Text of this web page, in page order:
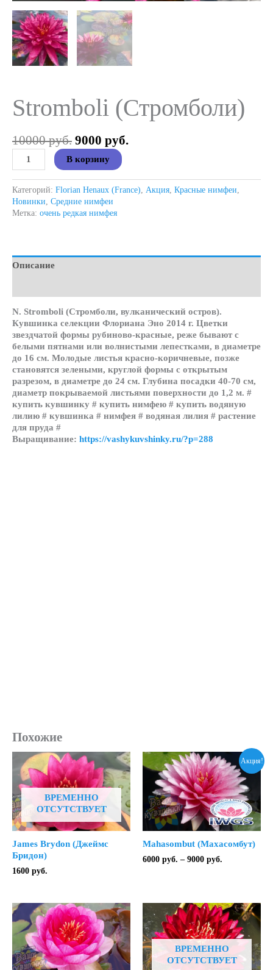
Stromboli (Стромболи)
10000руб. Первоначальная
цена
составляла
10000 руб..
9000 руб.
Количество
товара
(Стромболи)
В корзину
Категорий: Florian Henaux (France) Акция Красные нимфеи
Новинки Средние нимфеи
Метка: очень редкая нимфея
Описание
N. Stromboli (Стромболи, вулканический остров).
Кувшинка селекции Флориана Эно 2014 г. Цветки
звездчатой формы рубиново-красные, реже бывают с
белыми пятнами или волнистыми лепестками, в диаметре
до 16 см. Молодые листья красно-коричневые, позже
становятся зелеными, круглой формы с открытым
разрезом, в диаметре до 24 см. Глубина посадки 40-70 см,
диаметр покрываемой листьями поверхности до 1,2 м. #
купить кувшинку # купить нимфею # купить водяную
лилию # кувшинка # нимфея # водяная лилия # растение
для пруда #
Выращивание: https://vashykuvshinky.ru/?p=288
Похожие
ВРЕМЕННО
ОТСУТСТВУЕТ
James Brydon (Джеймс
Бридон)
1600 руб.
Акция!
Mahasombut (Махасомбут)
6000 руб. – 9000 руб.
ВРЕМЕННО
ОТСУТСТВУЕТ